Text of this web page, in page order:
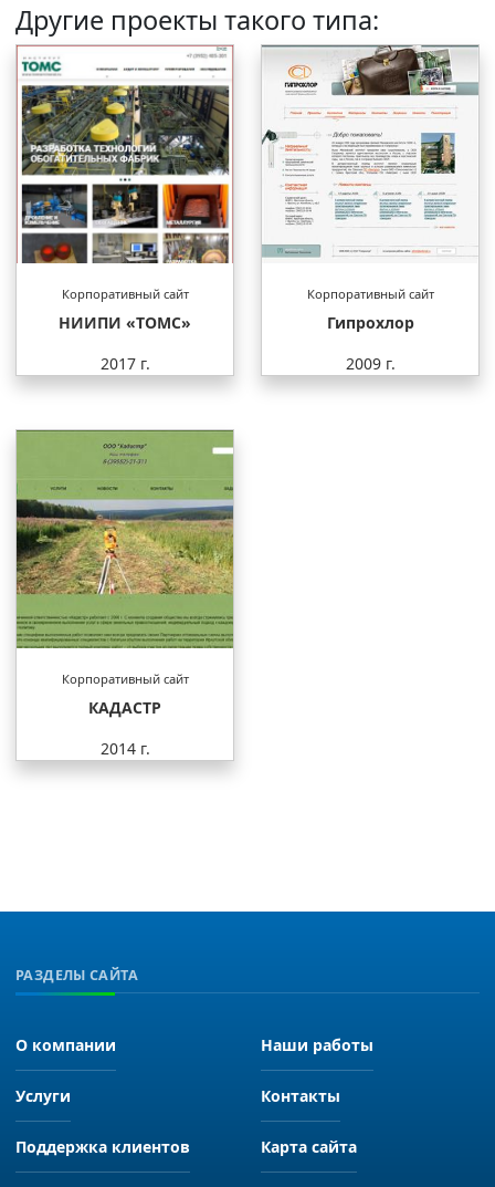
Другие проекты такого типа:
Корпоративный сайт
НИИПИ «ТОМС»
2017 г.
Корпоративный сайт
Гипрохлор
2009 г.
Корпоративный сайт
КАДАСТР
2014 г.
РАЗДЕЛЫ САЙТА
О компании Наши работы
Услуги Контакты
Поддержка клиентов Карта сайта